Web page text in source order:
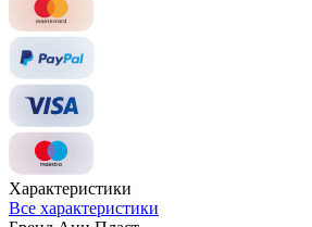
Характеристики
Все характеристики